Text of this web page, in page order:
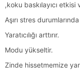
,koku baskılayıcı etkisi
Aşırı stres
Yaratıcılığı arttırır.
Modu yükseltir.
Zinde hissetmemize